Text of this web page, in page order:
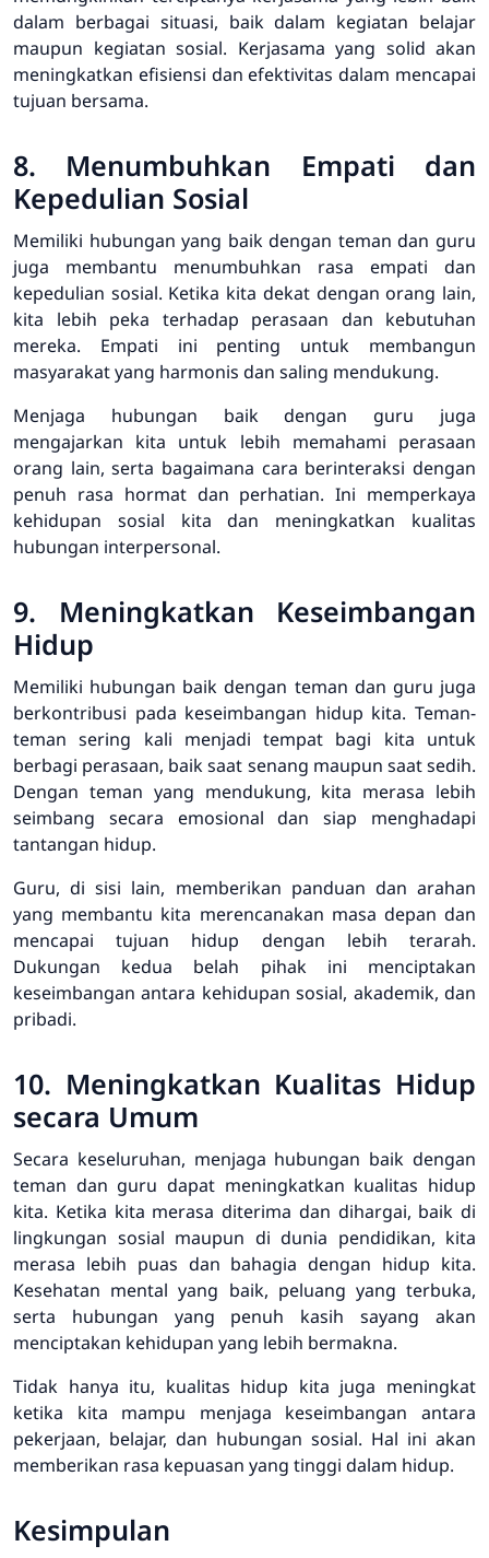
dalam berbagai situasi, baik dalam kegiatan belajar
maupun kegiatan sosial. Kerjasama yang solid akan
meningkatkan efisiensi dan efektivitas dalam mencapai
tujuan bersama.
8. Menumbuhkan Empati dan
Kepedulian Sosial
Memiliki hubungan yang baik dengan teman dan guru
juga membantu menumbuhkan rasa empati dan
kepedulian sosial. Ketika kita dekat dengan orang lain,
kita lebih peka terhadap perasaan dan kebutuhan
mereka. Empati ini penting untuk membangun
masyarakat yang harmonis dan saling mendukung.
Menjaga hubungan baik dengan guru juga
mengajarkan kita untuk lebih memahami perasaan
orang lain, serta bagaimana cara berinteraksi dengan
penuh rasa hormat dan perhatian. Ini memperkaya
kehidupan sosial kita dan meningkatkan kualitas
hubungan interpersonal.
9. Meningkatkan Keseimbangan
Hidup
Memiliki hubungan baik dengan teman dan guru juga
berkontribusi pada keseimbangan hidup kita. Teman-
teman sering kali menjadi tempat bagi kita untuk
berbagi perasaan, baik saat senang maupun saat sedih.
Dengan teman yang mendukung, kita merasa lebih
seimbang secara emosional dan siap menghadapi
tantangan hidup.
Guru, di sisi lain, memberikan panduan dan arahan
yang membantu kita merencanakan masa depan dan
mencapai tujuan hidup dengan lebih terarah.
Dukungan kedua belah pihak ini menciptakan
keseimbangan antara kehidupan sosial, akademik, dan
pribadi.
10. Meningkatkan Kualitas Hidup
secara Umum
Secara keseluruhan, menjaga hubungan baik dengan
teman dan guru dapat meningkatkan kualitas hidup
kita. Ketika kita merasa diterima dan dihargai, baik di
lingkungan sosial maupun di dunia pendidikan, kita
merasa lebih puas dan bahagia dengan hidup kita.
Kesehatan mental yang baik, peluang yang terbuka,
serta hubungan yang penuh kasih sayang akan
menciptakan kehidupan yang lebih bermakna.
Tidak hanya itu, kualitas hidup kita juga meningkat
ketika kita mampu menjaga keseimbangan antara
pekerjaan, belajar, dan hubungan sosial. Hal ini akan
memberikan rasa kepuasan yang tinggi dalam hidup.
Kesimpulan